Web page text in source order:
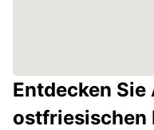
Entdecken
ostfriesischen